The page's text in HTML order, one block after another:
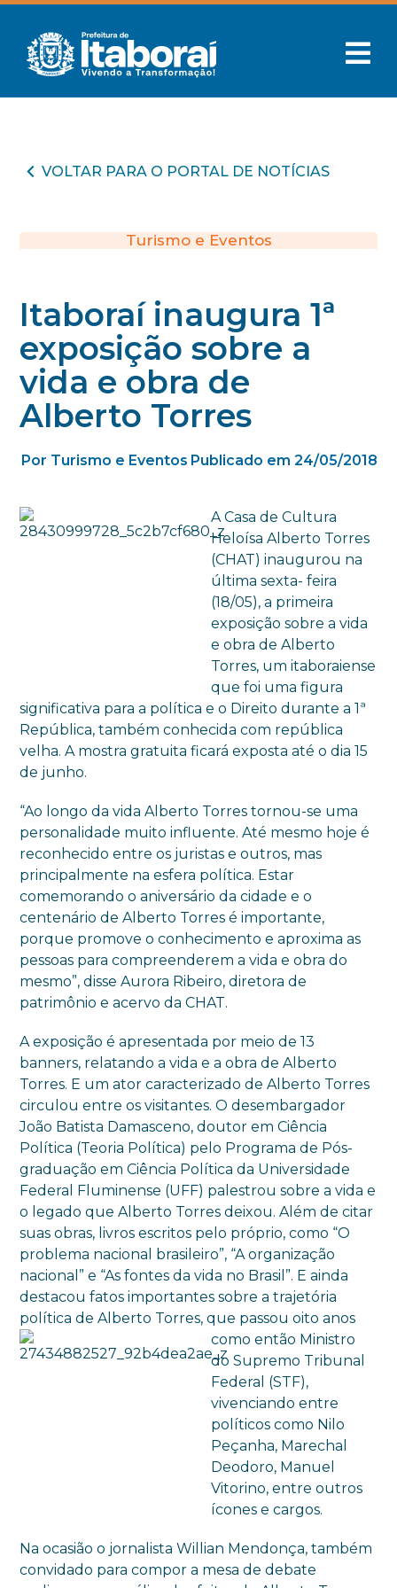
VOLTAR PARA O PORTAL DE NOTÍCIAS
Turismo e Eventos
Itaboraí inaugura 1ª
exposição sobre a
vida e obra de
Alberto Torres
Por Turismo e Eventos Publicado em 24/05/2018
A Casa de Cultura
Heloísa Alberto Torres
(CHAT) inaugurou na
última sexta- feira
(18/05), a primeira
exposição sobre a vida
e obra de Alberto
Torres, um itaboraiense
que foi uma figura
significativa para a política e o Direito durante a 1ª
República, também conhecida com república
velha. A mostra gratuita ficará exposta até o dia 15
de junho.
“Ao longo da vida Alberto Torres tornou-se uma
personalidade muito influente. Até mesmo hoje é
reconhecido entre os juristas e outros, mas
principalmente na esfera política. Estar
comemorando o aniversário da cidade e o
centenário de Alberto Torres é importante,
porque promove o conhecimento e aproxima as
pessoas para compreenderem a vida e obra do
mesmo”, disse Aurora Ribeiro, diretora de
patrimônio e acervo da CHAT.
A exposição é apresentada por meio de 13
banners, relatando a vida e a obra de Alberto
Torres. E um ator caracterizado de Alberto Torres
circulou entre os visitantes. O desembargador
João Batista Damasceno, doutor em Ciência
Política (Teoria Política) pelo Programa de Pós-
graduação em Ciência Política da Universidade
Federal Fluminense (UFF) palestrou sobre a vida e
o legado que Alberto Torres deixou. Além de citar
suas obras, livros escritos pelo próprio, como “O
problema nacional brasileiro”, “A organização
nacional” e “As fontes da vida no Brasil”. E ainda
destacou fatos importantes sobre a trajetória
política de Alberto Torres, que passou oito anos
como então Ministro
do Supremo Tribunal
Federal (STF),
vivenciando entre
políticos como Nilo
Peçanha, Marechal
Deodoro, Manuel
Vitorino, entre outros
ícones e cargos.
Na ocasião o jornalista Willian Mendonça, também
convidado para compor a mesa de debate